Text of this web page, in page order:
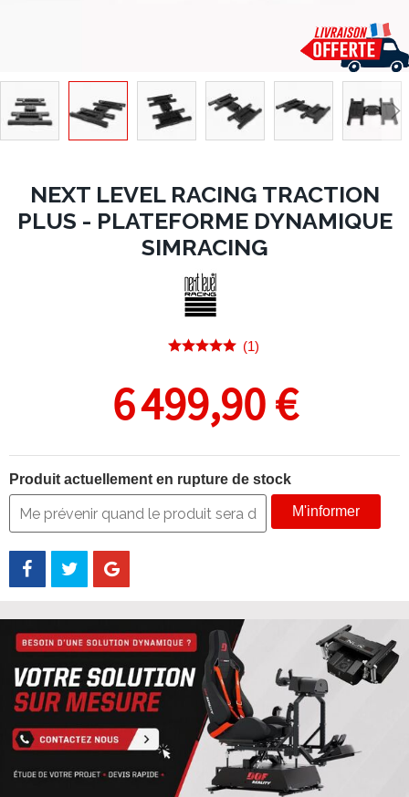
NEXT LEVEL RACING TRACTION
PLUS - PLATEFORME DYNAMIQUE
SIMRACING
(1)
6 499,90 €
Produit actuellement en rupture de stock
M'informer